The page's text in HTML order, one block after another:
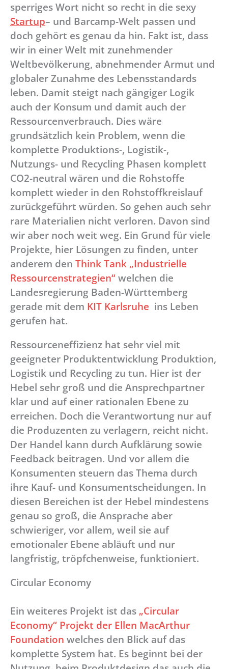
sperriges Wort nicht so recht in die sexy
Startup– und Barcamp-Welt passen und
doch gehört es genau da hin. Fakt ist, dass
wir in einer Welt mit zunehmender
Weltbevölkerung, abnehmender Armut und
globaler Zunahme des Lebensstandards
leben. Damit steigt nach gängiger Logik
auch der Konsum und damit auch der
Ressourcenverbrauch. Dies wäre
grundsätzlich kein Problem, wenn die
komplette Produktions-, Logistik-,
Nutzungs- und Recycling Phasen komplett
CO2-neutral wären und die Rohstoffe
komplett wieder in den Rohstoffkreislauf
zurückgeführt würden. So gehen auch sehr
rare Materialien nicht verloren. Davon sind
wir aber noch weit weg. Ein Grund für viele
Projekte, hier Lösungen zu finden, unter
anderem den Think Tank „Industrielle
Ressourcenstrategien“ welchen die
Landesregierung Baden-Württemberg
gerade mit dem KIT Karlsruhe ins Leben
gerufen hat.
Ressourceneffizienz hat sehr viel mit
geeigneter Produktentwicklung Produktion,
Logistik und Recycling zu tun. Hier ist der
Hebel sehr groß und die Ansprechpartner
klar und auf einer rationalen Ebene zu
erreichen. Doch die Verantwortung nur auf
die Produzenten zu verlagern, reicht nicht.
Der Handel kann durch Aufklärung sowie
Feedback beitragen. Und vor allem die
Konsumenten steuern das Thema durch
ihre Kauf- und Konsumentscheidungen. In
diesen Bereichen ist der Hebel mindestens
genau so groß, die Ansprache aber
schwieriger, vor allem, weil sie auf
emotionaler Ebene abläuft und nur
langfristig, tröpfchenweise, funktioniert.
Circular Economy
Ein weiteres Projekt ist das „Circular
Economy“ Projekt der Ellen MacArthur
Foundation welches den Blick auf das
komplette System hat. Es beginnt bei der